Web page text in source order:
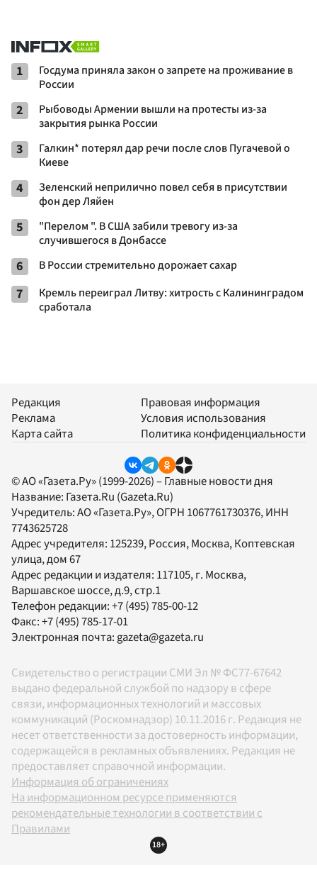
1
Госдума приняла закон о запрете на проживание в
России
2
Рыбоводы Армении вышли на протесты из-за
закрытия рынка России
3
Галкин* потерял дар речи после слов Пугачевой о
Киеве
4
Зеленский неприлично повел cебя в присутствии
фон дер Ляйен
5
"Перелом ". В США забили тревогу из-за
случившегося в Донбассе
6 В России стремительно дорожает сахар
7
Кремль переиграл Литву: хитрость с Калининградом
сработала
Редакция
Реклама
Карта сайта
Правовая информация
Условия использования
Политика конфиденциальности
© АО «Газета.Ру» (1999-2026) – Главные новости дня
Название: Газета.Ru (Gazeta.Ru)
Учредитель:АО «Газета.Ру», ОГРН 1067761730376, ИНН
7743625728
Адрес учредителя: 125239, Россия, Москва, Коптевская
улица, дом 67
Адрес редакции и издателя: 117105, г. Москва,
Варшавское шоссе, д.9, стр.1
Телефон редакции:+7 (495) 785-00-12
Факс:+7 (495) 785-17-01
Электронная почта: gazeta@gazeta.ru
Свидетельство о регистрации СМИ Эл № ФС77-67642
выдано федеральной службой по надзору в сфере
связи, информационных технологий и массовых
коммуникаций (Роскомнадзор) 10.11.2016 г. Редакция не
несет ответственности за достоверность информации,
содержащейся в рекламных объявлениях. Редакция не
предоставляет справочной информации.
Информация об ограничениях
На информационном ресурсе применяются
рекомендательные технологии в соответствии с
Правилами
18+